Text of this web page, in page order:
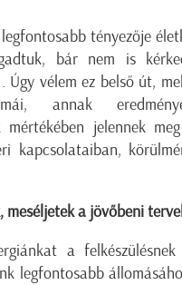
tényezője
bár nem is
Úgy vélem ez belső út,
annak
mértékében jelennek
kapcsolataiban,
meséljetek a jövőbeni
a felkészülésnek
legfontosabb